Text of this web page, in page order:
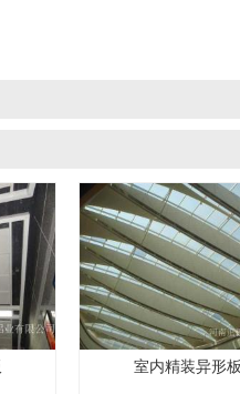
室内精装异形板